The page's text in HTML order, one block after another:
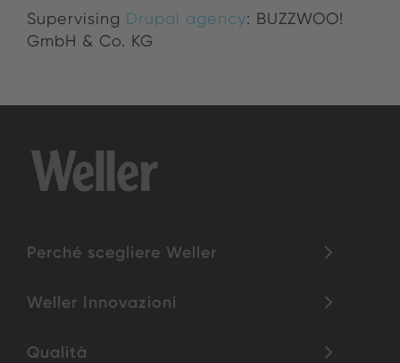
Supervising Drupal agency: BUZZWOO!
GmbH & Co. KG
Perché scegliere Weller
Weller Innovazioni
Qualità